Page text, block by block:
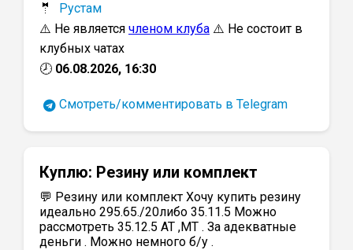
🤵
Рустам
⚠️ Не является членом клуба ⚠️ Не состоит в
клубных чатах
🕗 06.08.2026, 16:30
Смотреть/комментировать в Telegram
Куплю: Резину или комплект
💬 Резину или комплект Хочу купить резину
идеально 295.65./20либо 35.11.5 Можно
рассмотреть 35.12.5 AT ,MT . За адекватные
деньги . Можно немного б/у .